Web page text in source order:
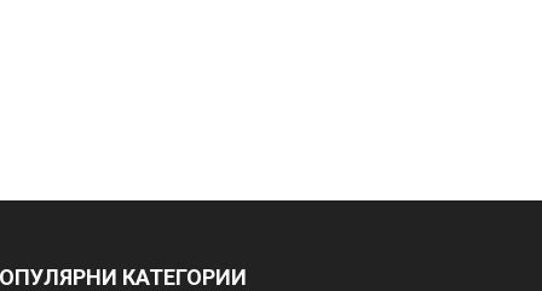
КАТЕГОРИИ